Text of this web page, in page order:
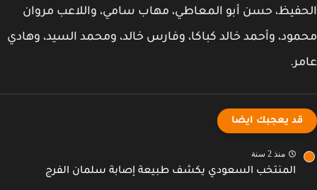
حسن أبو المعاطي، مهاب سامي، واللاعب مروان
وأحمد خالد كباكا، وفارس خالد، ومحمد السيد، وهادي
قد يعجبك ايضا
منذ 2 سنة
المنتخب السعودي يكشف طبيعة إصابة سلمان الفرج